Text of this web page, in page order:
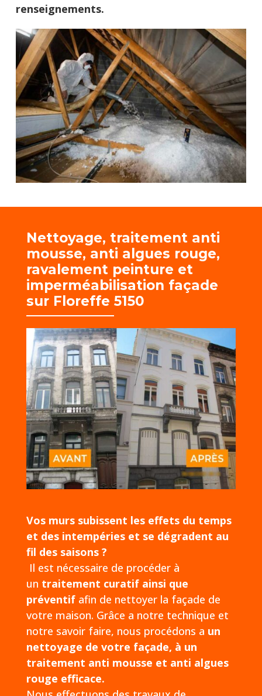
renseignements.
Nettoyage, traitement anti
mousse, anti algues rouge,
ravalement peinture et
imperméabilisation façade
sur Floreffe 5150
Vos murs subissent les effets du temps
et des intempéries et se dégradent au
fil des saisons ?
Il est nécessaire de procéder à
un traitement curatif ainsi que
préventifafin de nettoyer la façade de
votre maison. Grâce a notre technique et
notre savoir faire, nous procédons a un
nettoyage de votre façade, à un
traitement anti mousse et anti algues
rouge efficace.